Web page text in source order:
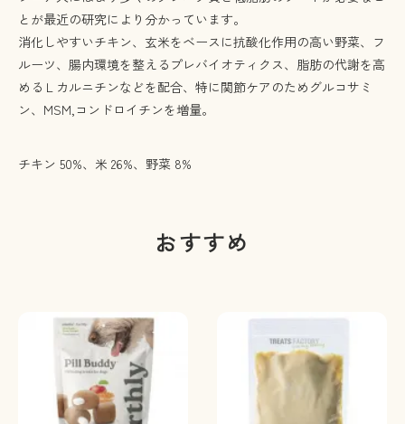
とが最近の研究により分かっています。
消化しやすいチキン、玄米をベースに抗酸化作用の高い野菜、フ
ルーツ、腸内環境を整えるプレバイオティクス、脂肪の代謝を高
めるＬカルニチンなどを配合、特に関節ケアのためグルコサミ
ン、MSM,コンドロイチンを増量。
チキン 50%、米 26%、野菜 8%
おすすめ